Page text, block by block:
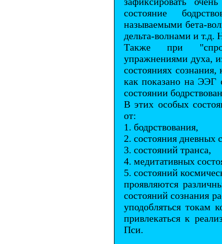
состояние
называемыми бета-
дельта-волнами и т.д.
Также при
упражнениями духа,
состояниях
как показано на ЭЭГ
состоянии
В этих особых
от:
1. бодрствования,
2. состояния дневных
3. состояний транса,
4. медитативных
5. состояний
проявляются
состояний сознания
уподобляться токам
привлекаться к
Пси.